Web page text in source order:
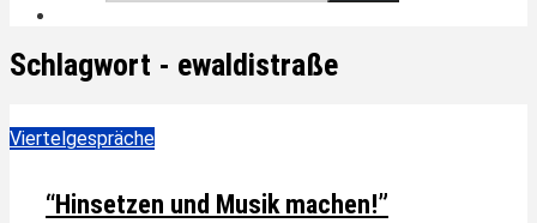
Schlagwort - ewaldistraße
Viertelgespräche
“Hinsetzen und Musik machen!”